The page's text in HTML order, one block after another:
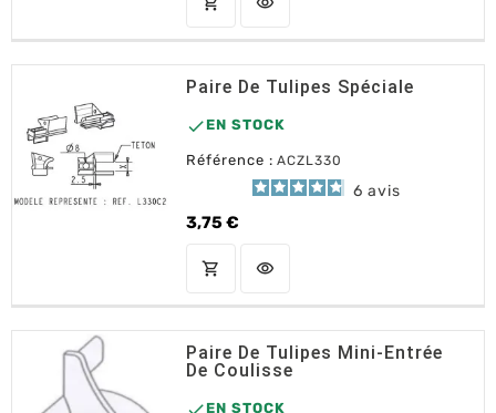
Paire De Tulipes Spéciale
 EN STOCK
Référence : ACZL330
6 avis
3,75 €
Prix
shopping_cart AJOUTER AU PANIER
visibility
Paire De Tulipes Mini-Entrée
De Coulisse
EN STOCK